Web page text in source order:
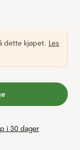
dette kjøpet. Les
i 30 dager